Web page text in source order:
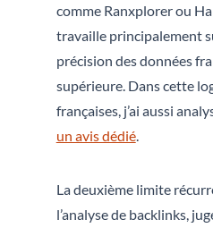
comme Ranxplorer ou
travaille principalement
précision des données
supérieure. Dans cette
françaises, j’ai aussi
un avis dédié.
La deuxième limite
l’analyse de backlinks,